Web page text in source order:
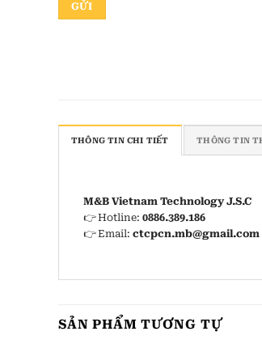
THÔNG TIN CHI TIẾT THÔNG TIN
M&B Vietnam Technology J.S.C
👉 Hotline: 0886.389.186
👉 Email: ctcpcn.mb@gmail.com
SẢN PHẨM TƯƠNG TỰ